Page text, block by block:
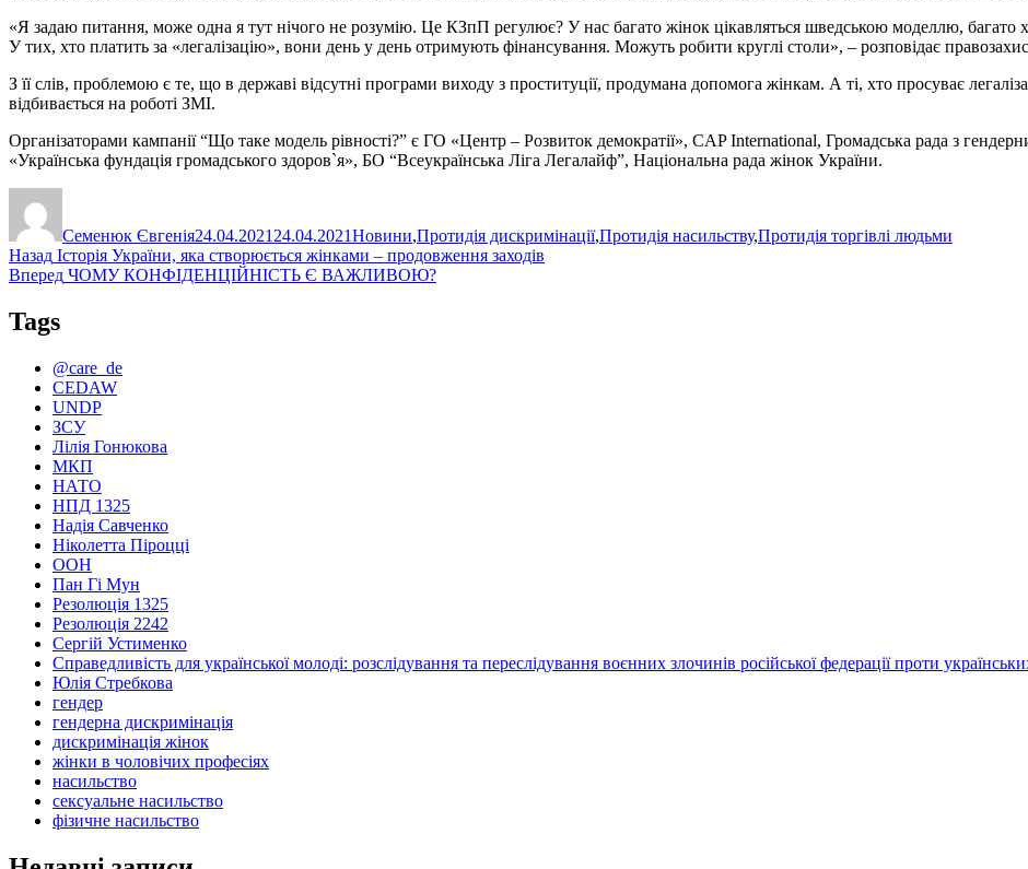
«Я задаю питання, може одна я тут нічого не розумію. Це КЗпП регулює? У нас багато жінок цікавляться шведською моделлю, багато
У тих, хто платить за «легалізацію», вони день у день отримують фінансування. Можуть робити круглі столи», – розповідає
З її слів, проблемою є те, що в державі відсутні програми виходу з проституції, продумана допомога жінкам. А ті, хто просуває
відбивається на роботі ЗМІ.
Організаторами кампанії “Що таке модель рівності?” є ГО «Центр – Розвиток демократії», CAP International, Громадська рада з
«Українська фундація громадського здоров`я», БО “Всеукраїнська Ліга Легалайф”, Національна рада жінок України.
Семенюк Євгенія24.04.2021 24.04.2021Новини,Протидія дискримінації,Протидія насильству,Протидія торгівлі людьми
Навігація
записів
Назад Попередній
запис:
Історія України, яка створюється жінками – продовження заходів
Вперед Наступний
ЧОМУ КОНФІДЕНЦІЙНІСТЬ Є ВАЖЛИВОЮ?
Tags
@care_de
CEDAW
UNDP
ЗСУ
Лілія Гонюкова
МКП
НАТО
НПД 1325
Надія Савченко
Ніколетта Піроцці
ООН
Пан Гі Мун
Резолюція 1325
Резолюція 2242
Сергій Устименко
Справедливість для української молоді: розслідування та переслідування воєнних злочинів російської федерації проти
Юлія Стребкова
гендер
гендерна дискримінація
дискримінація жінок
жінки в чоловічих професіях
насильство
сексуальне насильство
фізичне насильство